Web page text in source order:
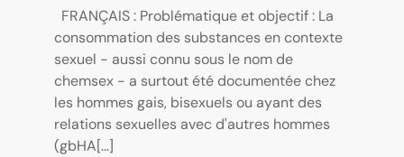
FRANÇAIS : Problématique et objectif : La
consommation des substances en contexte
sexuel - aussi connu sous le nom de
chemsex - a surtout été documentée chez
les hommes gais, bisexuels ou ayant des
relations sexuelles avec d'autres hommes
(gbHA[...]